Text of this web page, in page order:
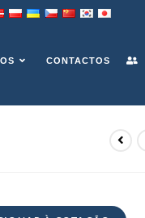
CONTACTOS